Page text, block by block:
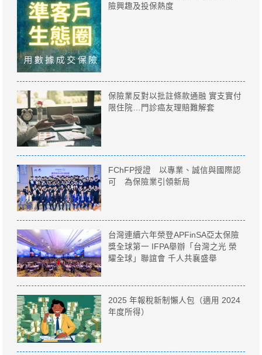
險興趣及投保熱度
保險業反對以批註條款通融 實支實付
限住院…門診癌友理賠難解套
FChFP授證 以專業、誠信與國際認
可 為保險業引領新局
台灣連續六年榮登APFinSA亞太保險
獎全球第一 IFPA舉辦「台灣之光 榮
耀全球」聯誼會 千人共襄盛舉
2025 年報稅新制懶人包（適用 2024
年度所得）